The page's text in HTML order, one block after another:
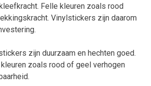
Felle kleuren zoals rood
Vinylstickers zijn daarom
zijn duurzaam en hechten goed.
zoals rood of geel verhogen